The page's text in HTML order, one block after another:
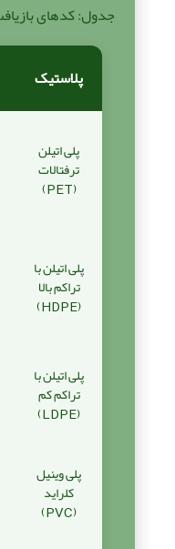
جدول: کدهای
پلاستیک
پلی اتیلن
ترفتالات
(PET)
پلی اتیلن با
تراکم بالا
(HDPE)
پلی اتیلن با
تراکم کم
(LDPE)
پلی وینیل
کلراید
(PVC)